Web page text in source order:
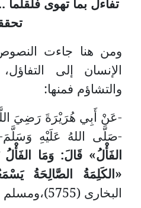
ومن هنا جاءت النصوص
الإنسان إلى
والتشاؤم فمنها:
-عَنْ أَبِي هُرَيْرَةَ رَضِيَ
-صَلَّى اللهُ عَلَيْهِ
الفَأْلُ» قَالَ: وَمَا
«الكَلِمَةُ الصَّالِحَةُ
البخارى (5755)،ومسلم (2223).